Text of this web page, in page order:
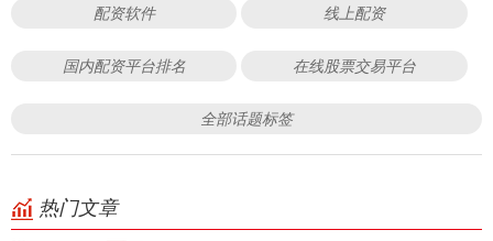
配资软件 线上配资
国内配资平台排名 在线股票交易平台
全部话题标签
热门文章